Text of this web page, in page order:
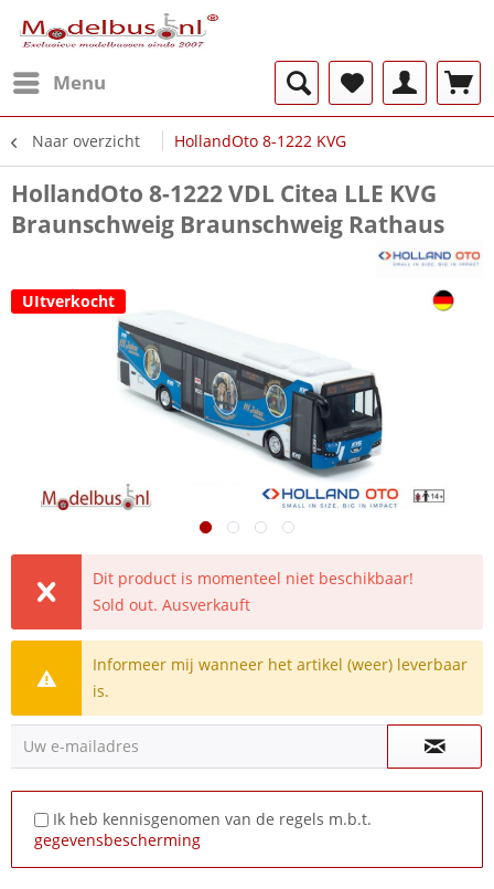
Menu
Naar overzicht HollandOto 8-1222 KVG
HollandOto 8-1222 VDL Citea LLE KVG
Braunschweig Braunschweig Rathaus
UItverkocht
Dit product is momenteel niet beschikbaar!
Sold out. Ausverkauft
Informeer mij wanneer het artikel (weer) leverbaar
is.
Uw e-mailadres
Ik heb kennisgenomen van de regels m.b.t.
gegevensbescherming